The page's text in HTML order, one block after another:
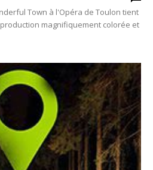
Town à l'Opéra de Toulon tient
magnifiquement colorée et